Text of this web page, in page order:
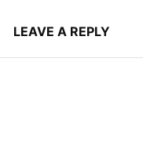
LEAVE A REPLY